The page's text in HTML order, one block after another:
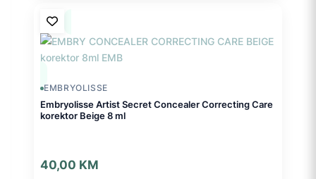
EMBRYOLISSE
Embryolisse Artist Secret Concealer Correcting Care
korektor Beige 8 ml
40,00 KM